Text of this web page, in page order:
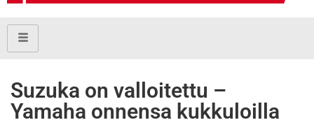
Suzuka on valloitettu –
Yamaha onnensa kukkuloilla